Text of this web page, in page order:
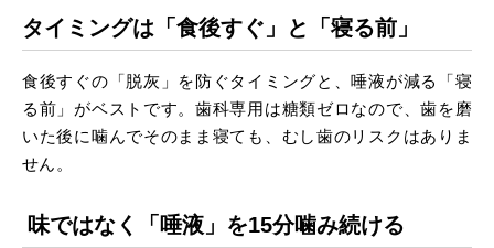
タイミングは「食後すぐ」と「寝る前」
食後すぐの「脱灰」を防ぐタイミングと、唾液が減る「寝
る前」がベストです。歯科専用は糖類ゼロなので、歯を磨
いた後に噛んでそのまま寝ても、むし歯のリスクはありま
せん。
味ではなく「唾液」を15分噛み続ける